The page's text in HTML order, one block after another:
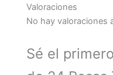
Valoraciones
No hay valoraciones
Sé el